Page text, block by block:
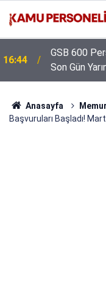
16:44
GSB 600
Son Gün
Anasayfa
Başvuruları Başladı!